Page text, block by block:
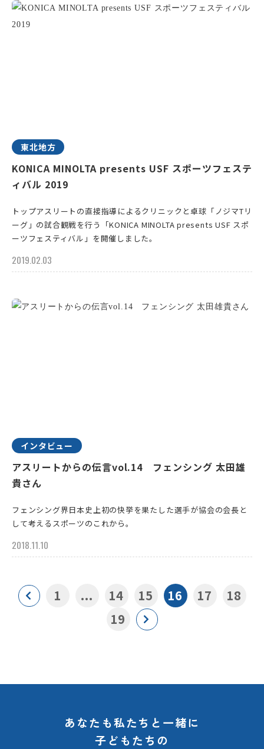
東北地方
KONICA MINOLTA presents USF スポーツフェステ
ィバル 2019
トップアスリートの直接指導によるクリニックと卓球「ノジマTリ
ーグ」の試合観戦を行う「KONICA MINOLTA presents USF スポ
ーツフェスティバル」を開催しました。
2019.02.03
インタビュー
アスリートからの伝言vol.14 フェンシング 太田雄
貴さん
フェンシング界日本史上初の快挙を果たした選手が協会の会長と
して考えるスポーツのこれから。
2018.11.10
1 ... 14 15 16 17
18
19
あなたも私たちと一緒に
子どもたちの